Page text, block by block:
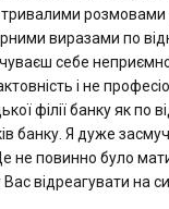
тривалими
виразами по
себе
і не
філії банку як по
банку. Я дуже
не повинно було
відреагувати на